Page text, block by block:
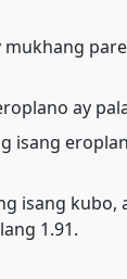
ay
isang
isang
1.91.